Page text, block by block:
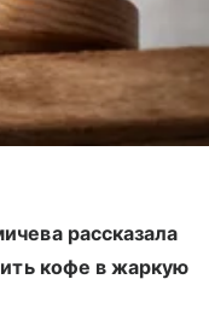
рассказала
кофе в жаркую